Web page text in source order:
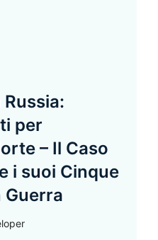
per
– Il Caso
i suoi Cinque
Guerra